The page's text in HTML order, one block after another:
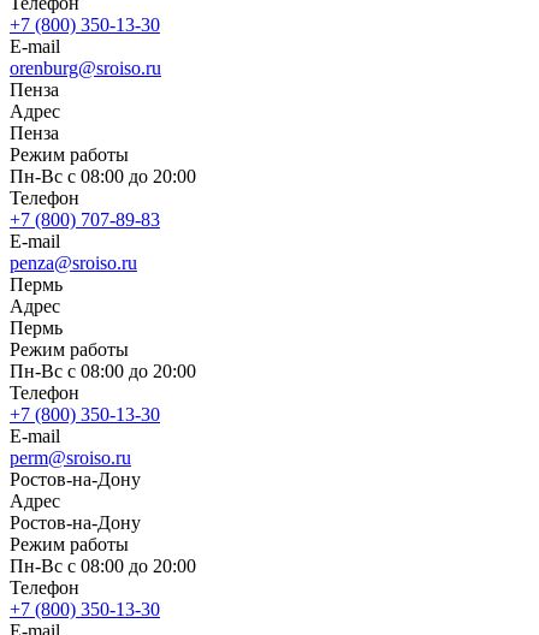
+7 (800) 350-13-30
E-mail
orenburg@sroiso.ru
Пенза
Адрес
Пенза
Режим работы
Пн-Вс с 08:00 до 20:00
Телефон
+7 (800) 707-89-83
E-mail
penza@sroiso.ru
Пермь
Адрес
Пермь
Режим работы
Пн-Вс с 08:00 до 20:00
Телефон
+7 (800) 350-13-30
E-mail
perm@sroiso.ru
Ростов-на-Дону
Адрес
Ростов-на-Дону
Режим работы
Пн-Вс с 08:00 до 20:00
Телефон
+7 (800) 350-13-30
E-mail